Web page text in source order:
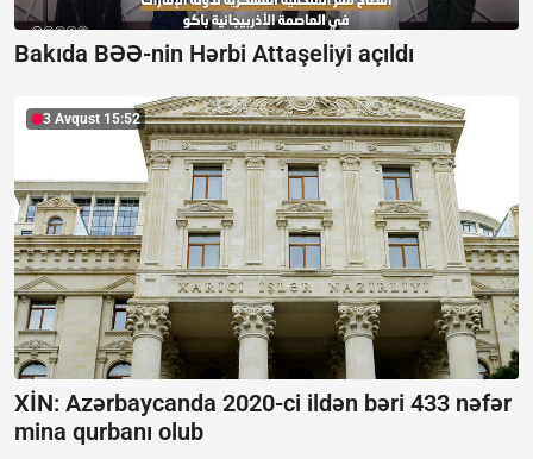
Bakıda BƏƏ-nin Hərbi Attaşeliyi açıldı
3 Avqust 15:52
XİN: Azərbaycanda 2020-ci ildən bəri 433 nəfər
mina qurbanı olub